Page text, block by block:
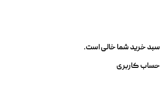
سبد خرید شما خالی است.
حساب کاربری